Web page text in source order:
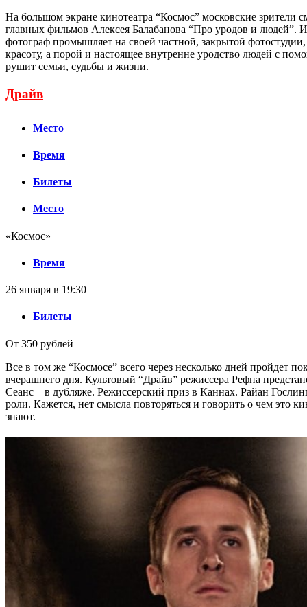
На большом экране кинотеатра “Космос” московские зрители
главных фильмов Алексея Балабанова “Про уродов и людей”.
фотограф промышляет на своей частной, закрытой
красоту, а порой и настоящее внутренне уродство людей с
рушит семьи, судьбы и жизни.
Драйв
Место
Время
Билеты
Место
«Космос»
Время
26 января в 19:30
Билеты
От 350 рублей
Все в том же “Космосе” всего через несколько дней пройдет
вчерашнего дня. Культовый “Драйв” режиссера Рефна
Сеанс – в дубляже. Режиссерский приз в Каннах. Райан
роли. Кажется, нет смысла повторяться и говорить о чем это
знают.